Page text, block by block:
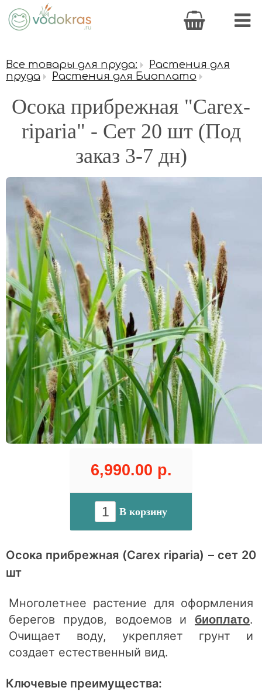
Все товары для пруда:
Растения для
пруда
Растения для Биоплато
Осока прибрежная "Carex-
riparia" - Сет 20 шт (Под
заказ 3-7 дн)
6,990.00 р.
В корзину
Осока прибрежная (Carex riparia) – сет 20
шт
Многолетнее растение для оформления
берегов прудов, водоемов и биоплато.
Очищает воду, укрепляет грунт и
создает естественный вид.
Ключевые преимущества: